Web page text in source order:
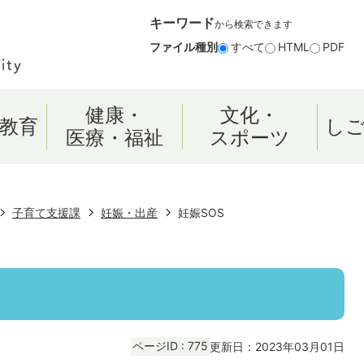
キーワードから検索できます
ファイル種別 すべて HTML PDF
育
健康・
医療・福祉
文化・
スポーツ
し
子育て支援課 妊娠・出産 妊娠SOS
ページID : 775更新日：2023年03月01日